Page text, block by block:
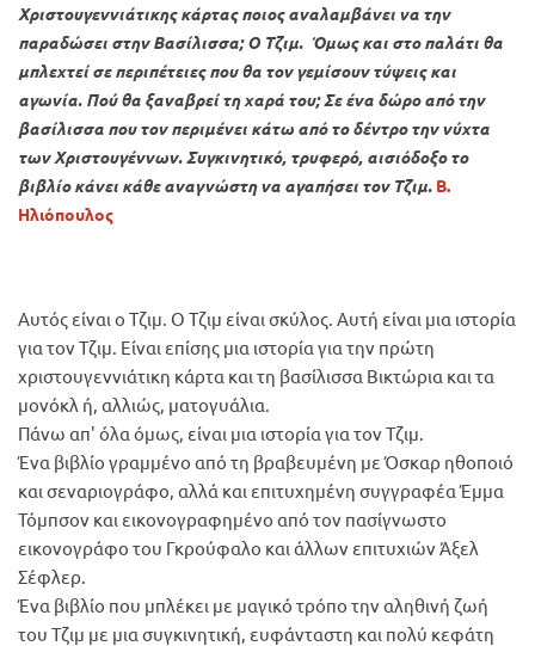
Χριστουγεννιάτικης κάρτας ποιος αναλαμβάνει να την
παραδώσει στην Βασίλισσα; Ο Τζιμ. Όμως και στο παλάτι θα
μπλεχτεί σε περιπέτειες που θα τον γεμίσουν τύψεις και
αγωνία. Πού θα ξαναβρεί τη χαρά του; Σε ένα δώρο από την
βασίλισσα που τον περιμένει κάτω από το δέντρο την νύχτα
των Χριστουγέννων. Συγκινητικό, τρυφερό, αισιόδοξο το
βιβλίο κάνει κάθε αναγνώστη να αγαπήσει τον Τζιμ. Β.
Ηλιόπουλος
Αυτός είναι ο Τζιμ. Ο Τζιμ είναι σκύλος. Αυτή είναι μια ιστορία
για τον Τζιμ. Είναι επίσης μια ιστορία για την πρώτη
χριστουγεννιάτικη κάρτα και τη βασίλισσα Βικτώρια και τα
μονόκλ ή, αλλιώς, ματογυάλια.
Πάνω απ' όλα όμως, είναι μια ιστορία για τον Τζιμ.
Ένα βιβλίο γραμμένο από τη βραβευμένη με Όσκαρ ηθοποιό
και σεναριογράφο, αλλά και επιτυχημένη συγγραφέα Έμμα
Τόμπσον και εικονογραφημένο από τον πασίγνωστο
εικονογράφο του Γκρούφαλο και άλλων επιτυχιών Άξελ
Σέφλερ.
Ένα βιβλίο που μπλέκει με μαγικό τρόπο την αληθινή ζωή
του Τζιμ με μια συγκινητική, ευφάνταστη και πολύ κεφάτη